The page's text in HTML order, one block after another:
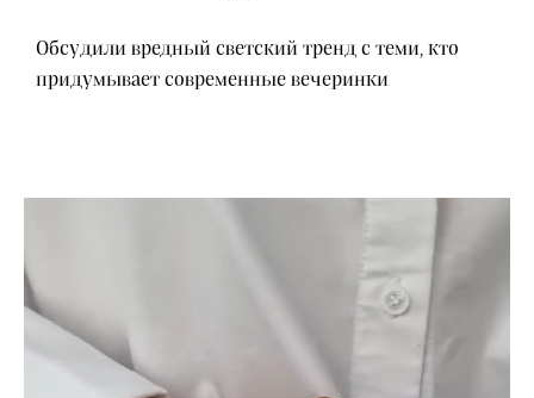
Обсудили вредный светский тренд с теми, кто
придумывает современные вечеринки